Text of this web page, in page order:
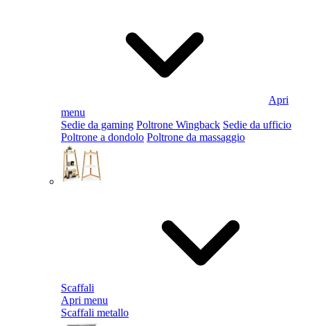
Apri
menu
Sedie da gaming Poltrone Wingback Sedie da ufficio
Poltrone a dondolo Poltrone da massaggio
Scaffali
Apri menu
Scaffali metallo